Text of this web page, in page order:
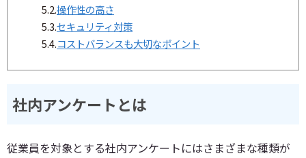
5.2.操作性の高さ
5.3.セキュリティ対策
5.4.コストバランスも大切なポイント
社内アンケートとは
従業員を対象とする社内アンケートにはさまざまな種類が